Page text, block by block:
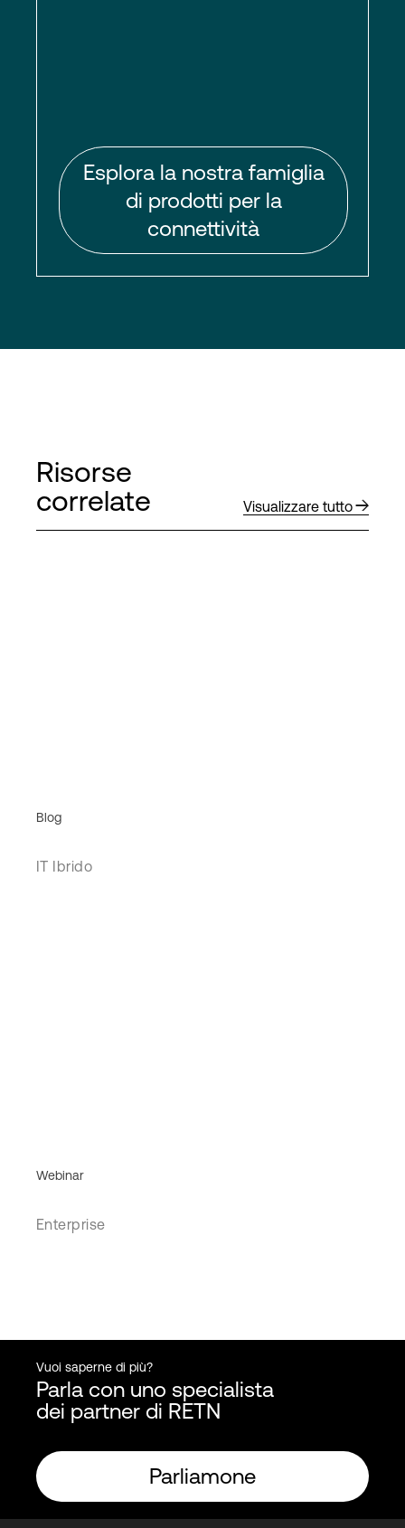
Esplora la nostra famiglia
di prodotti per la
connettività
Risorse
correlate
Visualizzare tutto
Blog
IT Ibrido
Webinar
Enterprise
Vuoi saperne di più?
Parla con uno specialista
dei partner di RETN
Parliamone